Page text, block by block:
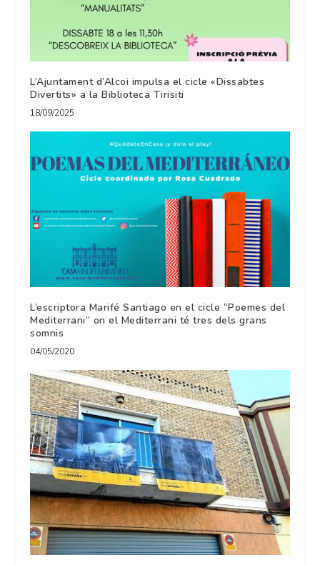
L’Ajuntament d’Alcoi impulsa el cicle «Dissabtes
Divertits» a la Biblioteca Tirisiti
18/09/2025
L’escriptora Marifé Santiago en el cicle “Poemes del
Mediterrani” on el Mediterrani té tres dels grans
somnis
04/05/2020